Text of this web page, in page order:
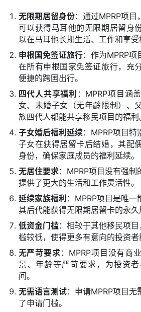
无限期居留身份：通过MPRP项目
可以获得马耳他的无限期居留身
以在马耳他长期生活、工作和享受
申根国免签证旅行：作为MPRP项
在所有申根国家免签证旅行，充
便捷的跨国出行。
四代人共享福利 ：MPRP项目涵
女、未婚子女（无年龄限制）、
族四代人都能共享移民项目的福利
子女婚后福利延续：MPRP项目特
子女在获得居留卡后结婚，其配
身份，确保家庭成员的福利延续。
无居住要求：MPRP项目没有强制
提供了更大的生活和工作灵活性。
延续家族福利 ：MPRP项目是唯
其后代能获得无限期居留卡的永久
低资金门槛：相较于其他移民项
槛较低，使得更多有意向的投资者
无严苛要求 ：MPRP项目没有商
景、年龄等严苛要求，为投资
间。
无需语言测试：申请MPRP项目无
了申请门槛。